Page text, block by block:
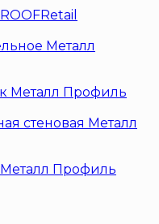
Металл
Металл Профиль
стеновая Металл
Профиль